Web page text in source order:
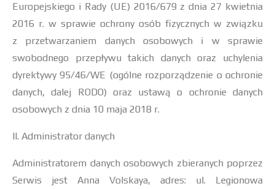
Europejskiego i Rady (UE) 2016/679 z dnia 27 kwietnia
2016 r. w sprawie ochrony osób fizycznych w związku
z przetwarzaniem danych osobowych i w sprawie
swobodnego przepływu takich danych oraz uchylenia
dyrektywy 95/46/WE (ogólne rozporządzenie o ochronie
danych, dalej RODO) oraz ustawą o ochronie danych
osobowych z dnia 10 maja 2018 r.
II. Administrator danych
Administratorem danych osobowych zbieranych poprzez
Serwis jest Anna Volskaya, adres: ul. Legionowa